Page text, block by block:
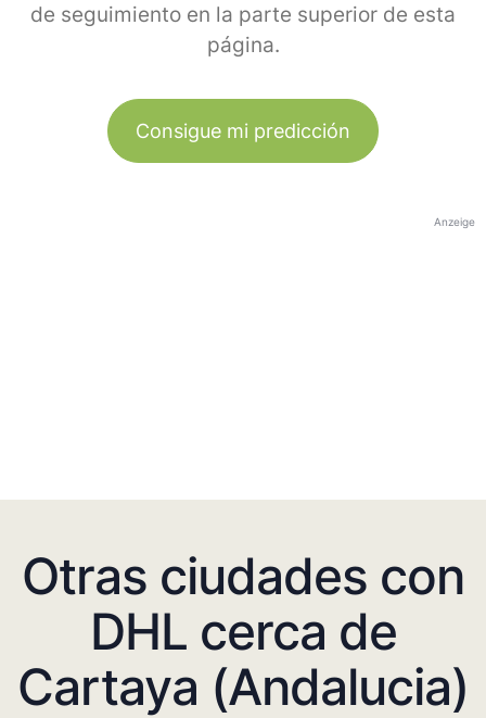
de seguimiento en la parte superior de esta
página.
Consigue mi predicción
Anzeige
Otras ciudades con
DHL cerca de
Cartaya (Andalucia)